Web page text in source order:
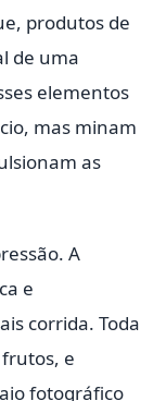
produtos de
de uma
elementos
mas minam
as
A
e
corrida. Toda
e
fotográfico